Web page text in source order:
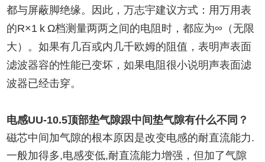
都与屏蔽脚绝缘。因此，万志宇建议方式：用万用表
的R×1 k Ω档测量两两之间的电阻时，都应为∞（无限
大）。如果有几百或内几千欧姆的阻值，表明声表面
滤波器容的性能已变坏，如果电阻很小说明声表面滤
波器已经击穿。
电感UU-10.5顶部垫气隙跟中间垫气隙有什么不同？
磁芯中间加气隙的根本原因是改变电感的耐直流能力.
一般加得多,电感变低,耐直流能力增强，但加了气隙